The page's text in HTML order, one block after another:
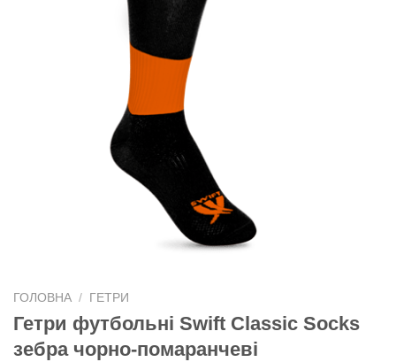
ГОЛОВНА / ГЕТРИ
Гетри футбольні Swift Classic Socks
зебра чорно-помаранчеві